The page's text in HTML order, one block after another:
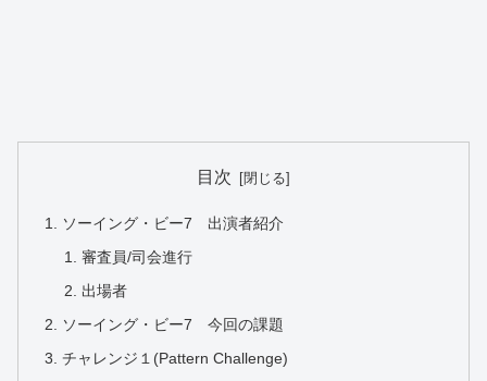
目次
ソーイング・ビー7 出演者紹介
審査員/司会進行
出場者
ソーイング・ビー7 今回の課題
チャレンジ１(Pattern Challenge)